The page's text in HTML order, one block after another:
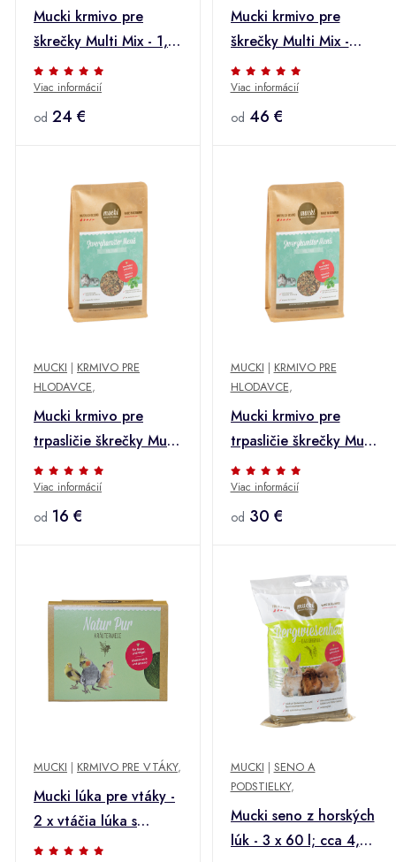
Mucki krmivo pre
škrečky Multi Mix - 1,5
kg
Viac informácií
od 24 €
Mucki krmivo pre
škrečky Multi Mix -
Výhodné balenie: 2 ×
1,5 kg
Viac informácií
od 46 €
MUCKI | KRMIVO PRE
HLODAVCE,
Mucki krmivo pre
trpasličie škrečky Multi
Mix - 1,5 kg
Viac informácií
od 16 €
MUCKI | KRMIVO PRE
HLODAVCE,
Mucki krmivo pre
trpasličie škrečky Multi
Mix - Výhodné balenie:
2 × 1,5 kg
Viac informácií
od 30 €
MUCKI | KRMIVO PRE VTÁKY,
Mucki lúka pre vtáky -
2 x vtáčia lúka s
držadlom
MUCKI | SENO A
PODSTIELKY,
Mucki seno z horských
lúk - 3 x 60 l; cca 4,8